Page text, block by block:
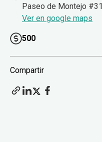
Paseo de Montejo
Ver en google maps
500
Compartir